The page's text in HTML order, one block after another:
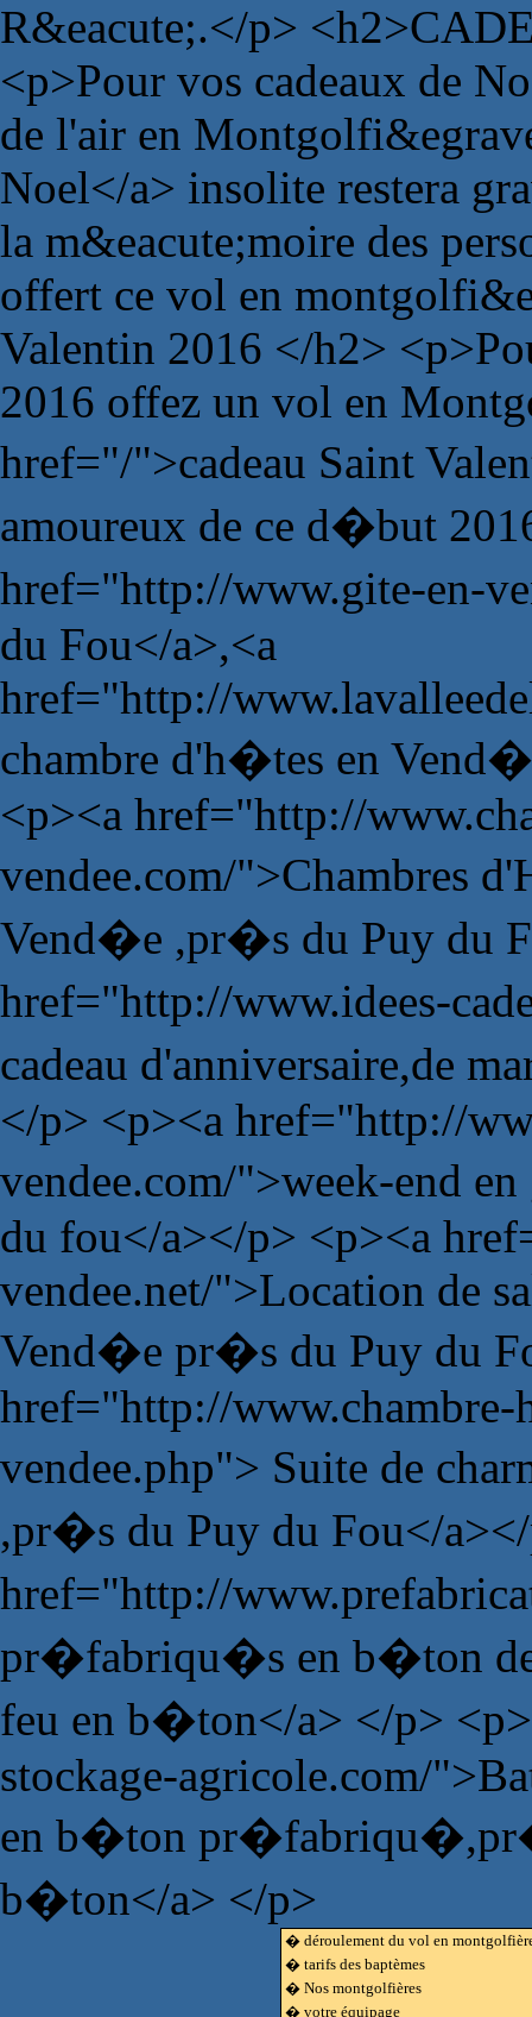
R&eacute;.</p>
<p>Pour vos cadeaux de
de l'air en
Noel</a> insolite restera
la m&eacute;moire des
offert ce vol en
Valentin 2016 </h2>
2016 offez un vol en
href="/">cadeau Saint
amoureux de ce d�but
href="http://www.gite-en-
du Fou</a>,<a
href="http://
chambre d'h�tes en
<p><a href="http://
vendee.com/">Chambres
Vend�e ,pr�s du Puy du
href="http://www.idees-
cadeau d'anniversaire,de
</p> <p><a href="http://
vendee.com/">week-end
du fou</a></p> <p><a
vendee.net/">Location de
Vend�e pr�s du Puy du
href="http://www.chambre-
vendee.php"> Suite de
,pr�s du Puy du Fou</
href="http://
pr�fabriqu�s en b�ton de
feu en b�ton</a> </p>
stockage-agricole.com/
en b�ton
b�ton</a> </p>
� déroulement du vol en
� tarifs des baptèmes
� Nos montgolfières
� votre équipage